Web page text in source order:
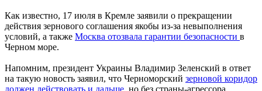
Как известно, 17 июля в Кремле заявили о прекращении
действия зернового соглашения якобы из-за невыполнения
условий, а также Москва отозвала гарантии безопасности в
Черном море.
Напомним, президент Украины Владимир Зеленский в ответ
на такую новость заявил, что Черноморский зерновой коридор
должен действовать и дальше, но без страны-агрессора